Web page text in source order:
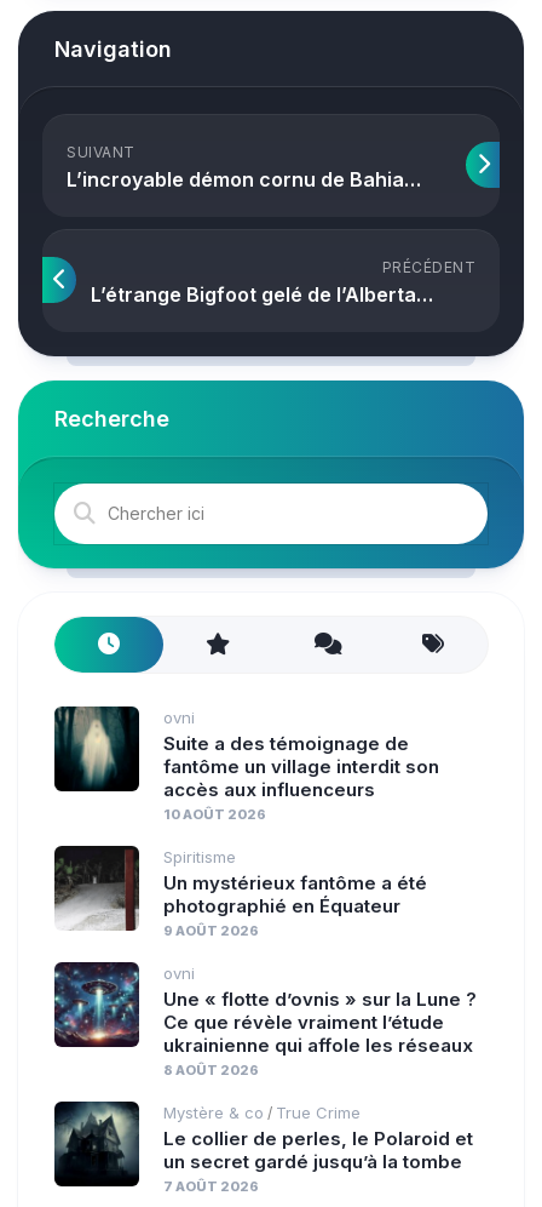
Navigation
SUIVANT
L’incroyable démon cornu de Bahia…
PRÉCÉDENT
L’étrange Bigfoot gelé de l’Alberta…
Recherche
ovni
Suite a des témoignage de
fantôme un village interdit son
accès aux influenceurs
10 AOÛT 2026
Spiritisme
Un mystérieux fantôme a été
photographié en Équateur
9 AOÛT 2026
ovni
Une « flotte d’ovnis » sur la Lune ?
Ce que révèle vraiment l’étude
ukrainienne qui affole les réseaux
8 AOÛT 2026
Mystère & co / True Crime
Le collier de perles, le Polaroid et
un secret gardé jusqu’à la tombe
7 AOÛT 2026